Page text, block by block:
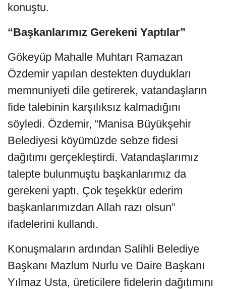
konuştu.
“Başkanlarımız Gerekeni Yaptılar”
Gökeyüp Mahalle Muhtarı Ramazan
Özdemir yapılan destekten duydukları
memnuniyeti dile getirerek, vatandaşların
fide talebinin karşılıksız kalmadığını
söyledi. Özdemir, “Manisa Büyükşehir
Belediyesi köyümüzde sebze fidesi
dağıtımı gerçekleştirdi. Vatandaşlarımız
talepte bulunmuştu başkanlarımız da
gerekeni yaptı. Çok teşekkür ederim
başkanlarımızdan Allah razı olsun”
ifadelerini kullandı.
Konuşmaların ardından Salihli Belediye
Başkanı Mazlum Nurlu ve Daire Başkanı
Yılmaz Usta, üreticilere fidelerin dağıtımını